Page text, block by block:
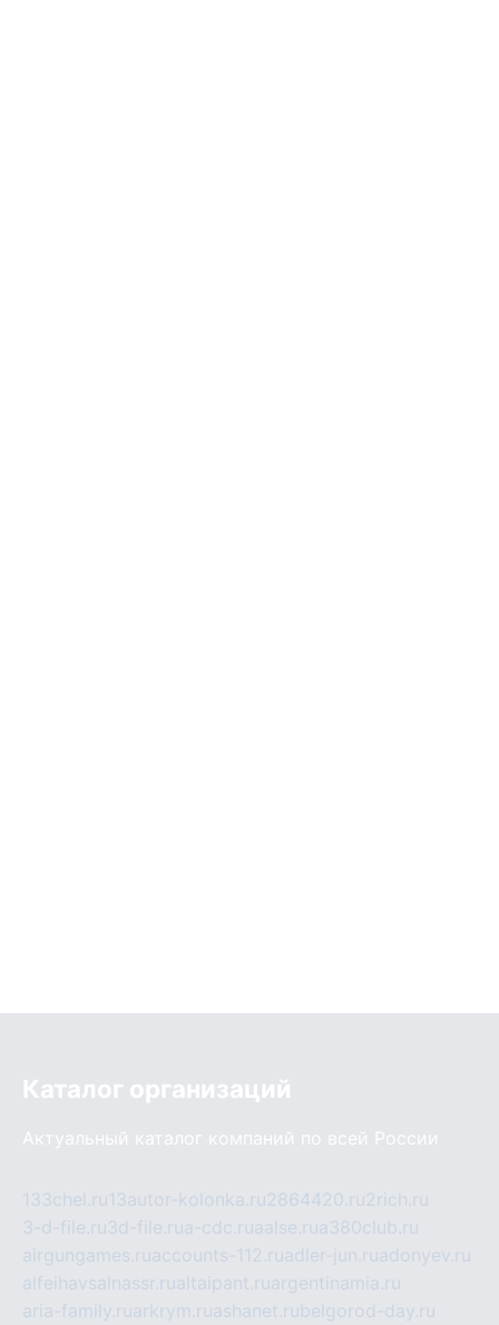
Каталог организаций
Актуальный каталог компаний по всей России
133chel.ru13autor-kolonka.ru2864420.ru2rich.ru
3-d-file.ru3d-file.rua-cdc.ruaalse.rua380club.ru
airgungames.ruaccounts-112.ruadler-jun.ruadonyev.ru
alfeihavsalnassr.rualtaipant.ruargentinamia.ru
aria-family.ruarkrym.ruashanet.rubelgorod-day.ru